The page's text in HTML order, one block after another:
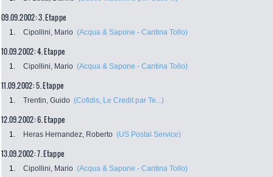
09.09.2002: 3. Etappe
1. Cipollini, Mario (Acqua & Sapone - Cantina Tollo)
10.09.2002: 4. Etappe
1. Cipollini, Mario (Acqua & Sapone - Cantina Tollo)
11.09.2002: 5. Etappe
1. Trentin, Guido (Cofidis, Le Credit par Te...)
12.09.2002: 6. Etappe
1. Heras Hernandez, Roberto (US Postal Service)
13.09.2002: 7. Etappe
1. Cipollini, Mario (Acqua & Sapone - Cantina Tollo)